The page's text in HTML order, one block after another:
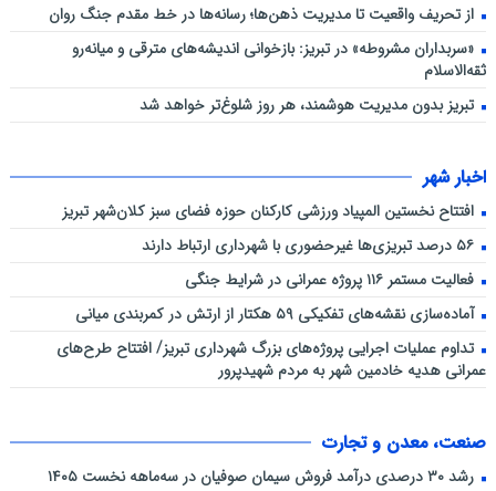
از تحریف واقعیت تا مدیریت ذهن‌ها؛ رسانه‌ها در خط مقدم جنگ روان
«سربداران مشروطه» در تبریز: بازخوانی اندیشه‌های مترقی و میانه‌رو
ثقه‌الاسلام
تبریز بدون مدیریت هوشمند، هر روز شلوغ‌تر خواهد شد
اخبار شهر
افتتاح نخستین المپیاد ورزشی کارکنان حوزه فضای سبز کلان‌شهر تبریز
۵۶ درصد تبریزی‌ها غیرحضوری با شهرداری ارتباط دارند
فعالیت مستمر ۱۱۶ پروژه عمرانی در شرایط جنگی
آماده‌سازی نقشه‌های تفکیکی ۵۹ هکتار از ارتش در کمربندی میانی
تداوم عملیات اجرایی پروژه‌های بزرگ شهرداری تبریز/ افتتاح طرح‌های
عمرانی هدیه خادمین شهر به مردم شهیدپرور
صنعت، معدن و تجارت
رشد ۳۰ درصدی درآمد فروش سیمان صوفیان در سه‌ماهه نخست ۱۴۰۵